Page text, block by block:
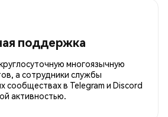
поддержка
многоязычную
а сотрудники службы
сообществах в Telegram и Discord
активностью.